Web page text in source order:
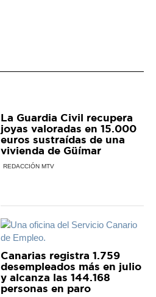
La Guardia Civil recupera
joyas valoradas en 15.000
euros sustraídas de una
vivienda de Güímar
REDACCIÓN MTV
Canarias registra 1.759
desempleados más en julio
y alcanza las 144.168
personas en paro